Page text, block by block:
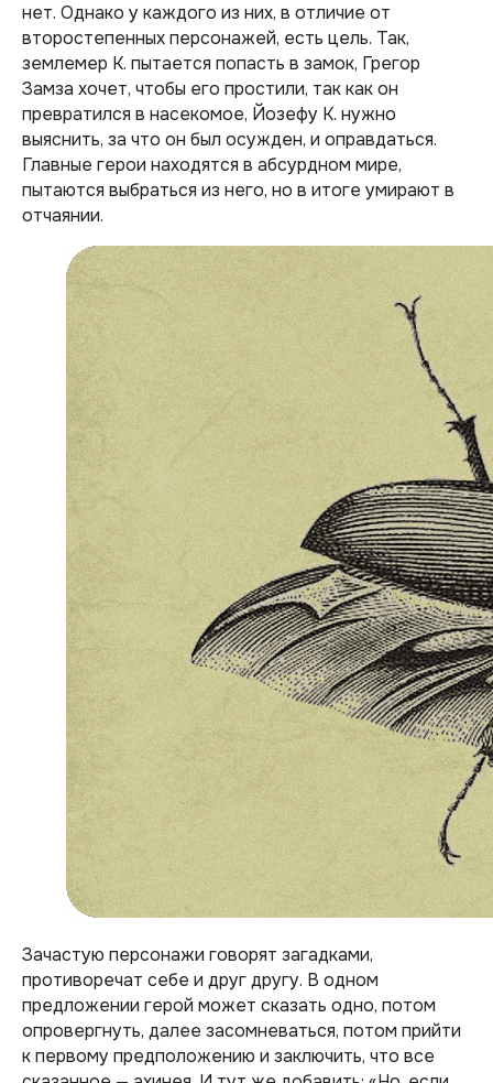
нет. Однако у каждого из них, в отличие от
второстепенных персонажей, есть цель. Так,
землемер К. пытается попасть в замок, Грегор
Замза хочет, чтобы его простили, так как он
превратился в насекомое, Йозефу К. нужно
выяснить, за что он был осужден, и оправдаться.
Главные герои находятся в абсурдном мире,
пытаются выбраться из него, но в итоге умирают в
отчаянии.
Зачастую персонажи говорят загадками,
противоречат себе и друг другу. В одном
предложении герой может сказать одно, потом
опровергнуть, далее засомневаться, потом прийти
к первому предположению и заключить, что все